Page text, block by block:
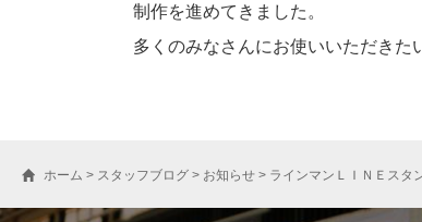
制作を進めてきました。
多くのみなさんにお使いいただきた
ホーム > スタッフブログ > お知らせ > ラインマンＬＩＮＥスタ